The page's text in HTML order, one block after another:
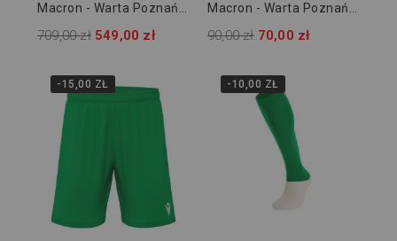
Macron - Warta Poznań
Akademia
709,00 zł 549,00 zł
Macron - Warta Poznań
Akademia
90,00 zł 70,00 zł
-15,00 ZŁ -10,00 ZŁ